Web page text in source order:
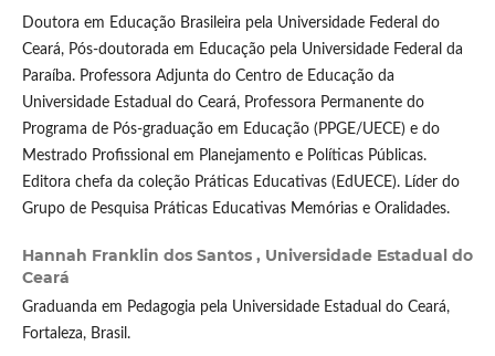
Doutora em Educação Brasileira pela Universidade Federal do
Ceará, Pós-doutorada em Educação pela Universidade Federal da
Paraíba. Professora Adjunta do Centro de Educação da
Universidade Estadual do Ceará, Professora Permanente do
Programa de Pós-graduação em Educação (PPGE/UECE) e do
Mestrado Profissional em Planejamento e Políticas Públicas.
Editora chefa da coleção Práticas Educativas (EdUECE). Líder do
Grupo de Pesquisa Práticas Educativas Memórias e Oralidades.
Hannah Franklin dos Santos , Universidade Estadual do
Ceará
Graduanda em Pedagogia pela Universidade Estadual do Ceará,
Fortaleza, Brasil.